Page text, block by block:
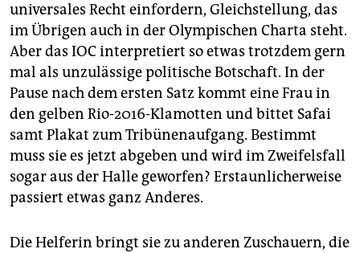
universales Recht einfordern, Gleichstellung, das
im Übrigen auch in der Olympischen Charta steht.
Aber das IOC interpretiert so etwas trotzdem gern
mal als unzulässige politische Botschaft. In der
Pause nach dem ersten Satz kommt eine Frau in
den gelben Rio-2016-Klamotten und bittet Safai
samt Plakat zum Tribünenaufgang. Bestimmt
muss sie es jetzt abgeben und wird im Zweifelsfall
sogar aus der Halle geworfen? Erstaunlicherweise
passiert etwas ganz Anderes.
Die Helferin bringt sie zu anderen Zuschauern, die